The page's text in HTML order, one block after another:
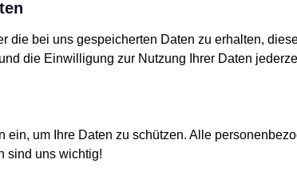
die bei uns gespeicherten Daten zu erhalten,
die Einwilligung zur Nutzung Ihrer Daten
um Ihre Daten zu schützen. Alle
sind uns wichtig!